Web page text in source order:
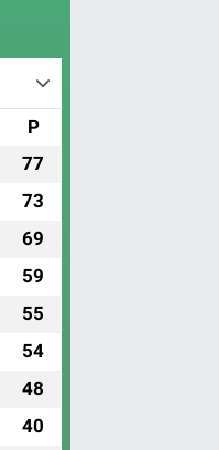
P
77
73
69
59
55
54
48
40